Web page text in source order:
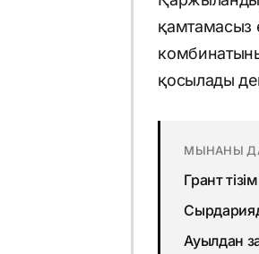
қамтамасыз
қосылады
МЫНАНЫ ДА
Грант
Ауылдан